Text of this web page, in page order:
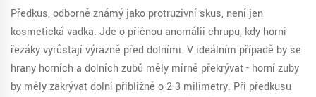
Předkus, odborně známý jako protruzivní skus, není jen
kosmetická vadka. Jde o příčnou anomálii chrupu, kdy horní
řezáky vyrůstají výrazně před dolními. V ideálním případě by se
hrany horních a dolních zubů měly mírně překrývat - horní zuby
by měly zakrývat dolní přibližně o 2-3 milimetry. Při předkusu